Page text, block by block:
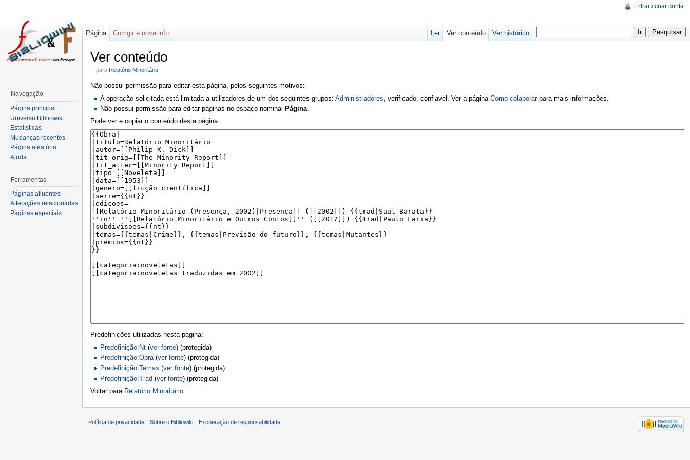
Ver conteúdo
para Relatório Minoritário
Não possui permissão para editar esta página, pelos seguintes motivos:
A operação solicitada está limitada a utilizadores de um dos seguintes grupos:Administradores , verificado, confiavel. Ver a páginaComo colaborarpara mais informações.
Não possui permissão para editar páginas no espaço nominal Página.
Pode ver e copiar o conteúdo desta página:
Predefinições utilizadas nesta página:
Predefinição:Nt (ver fonte) (protegida)
Predefinição:Obra(ver fonte) (protegida)
Predefinição:Temas (ver fonte) (protegida)
Predefinição:Trad (ver fonte) (protegida)
Voltar para Relatório Minoritário
Entrar / criar conta
Página Corrigir e nova info Ler Ver conteúdo Ver histórico
Navegação
Página principal
Universo Bibliowiki
Estatísticas
Mudanças recentes
Página aleatória
Ajuda
Ferramentas
Páginas afluentes
Alterações relacionadas
Páginas especiais
Política de privacidade Sobre o Bibliowiki Exoneração de responsabilidade